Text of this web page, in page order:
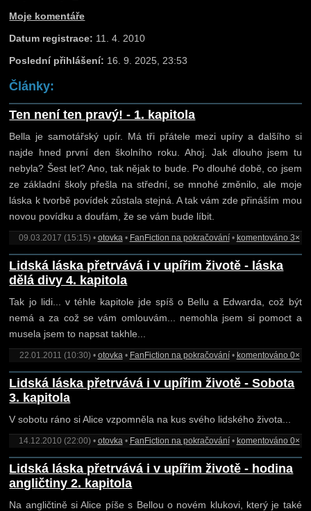
Moje komentáře
Datum registrace: 11. 4. 2010
Poslední přihlášení: 16. 9. 2025, 23:53
Články:
Ten není ten pravý! - 1. kapitola
Bella je samotářský upír. Má tři přátele mezi upíry a dalšího si
najde hned první den školního roku. Ahoj. Jak dlouho jsem tu
nebyla? Šest let? Ano, tak nějak to bude. Po dlouhé době, co jsem
ze základní školy přešla na střední, se mnohé změnilo, ale moje
láska k tvorbě povídek zůstala stejná. A tak vám zde přináším mou
novou povídku a doufám, že se vám bude líbit.
09.03.2017 (15:15) • otovka• FanFiction na pokračování• komentováno 3×
Lidská láska přetrvává i v upířim životě - láska
dělá divy 4. kapitola
Tak jo lidi... v téhle kapitole jde spíš o Bellu a Edwarda, což být
nemá a za což se vám omlouvám... nemohla jsem si pomoct a
musela jsem to napsat takhle...
22.01.2011 (10:30) • otovka• FanFiction na pokračování• komentováno 0×
Lidská láska přetrvává i v upířim životě - Sobota
3. kapitola
V sobotu ráno si Alice vzpomněla na kus svého lidského života...
14.12.2010 (22:00) • otovka• FanFiction na pokračování• komentováno 0×
Lidská láska přetrvává i v upířim životě - hodina
angličtiny 2. kapitola
Na angličtině si Alice píše s Bellou o novém klukovi, který je také